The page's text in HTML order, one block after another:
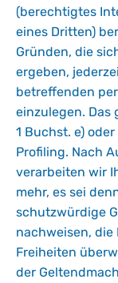
(berechtigtes
eines Dritten)
Gründen, die
ergeben,
betreffenden
einzulegen. Das
1 Buchst. e)
Profiling. Nach
verarbeiten wir
mehr, es sei
schutzwürdige
nachweisen, die
Freiheiten
der